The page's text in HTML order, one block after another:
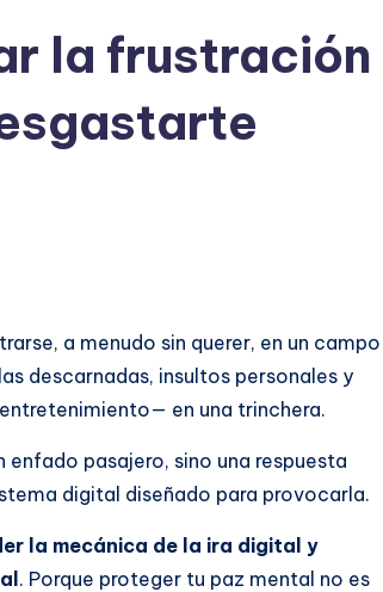
la frustración
a menudo sin querer, en un campo
descarnadas, insultos personales y
en una trinchera.
enfado pasajero, sino una respuesta
digital diseñado para provocarla.
la mecánica de la ira digital y
. Porque proteger tu paz mental no es